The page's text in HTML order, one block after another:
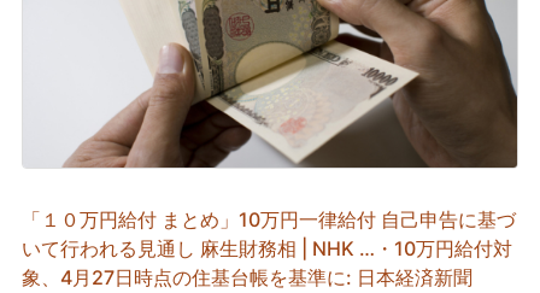
「１０万円給付 まとめ」10万円一律給付 自己申告に基づ
いて行われる見通し 麻生財務相 | NHK …・10万円給付対
象、4月27日時点の住基台帳を基準に: 日本経済新聞